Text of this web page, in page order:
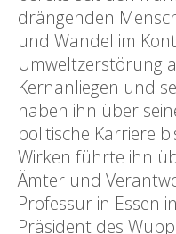
drängenden
und Wandel im
Umweltzerstörung
Kernanliegen und
haben ihn über
politische Karriere
Wirken führte ihn
Ämter und
Professur in Essen
Präsident des